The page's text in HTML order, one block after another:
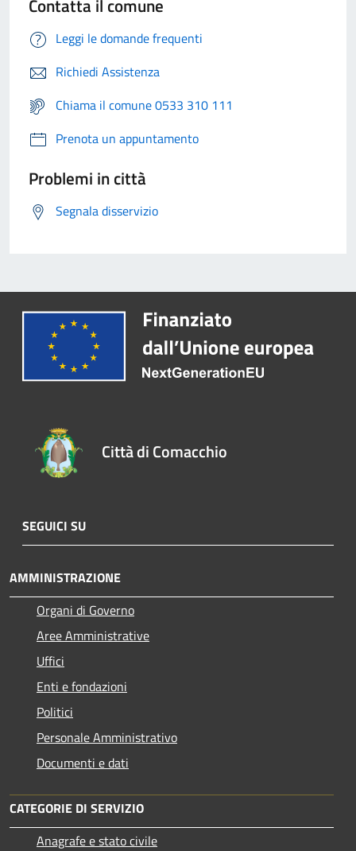
Contatta il comune
Leggi le domande frequenti
Richiedi Assistenza
Chiama il comune 0533 310 111
Prenota un appuntamento
Problemi in città
Segnala disservizio
Città di Comacchio
SEGUICI SU
AMMINISTRAZIONE
Organi di Governo
Aree Amministrative
Uffici
Enti e fondazioni
Politici
Personale Amministrativo
Documenti e dati
CATEGORIE DI SERVIZIO
Anagrafe e stato civile